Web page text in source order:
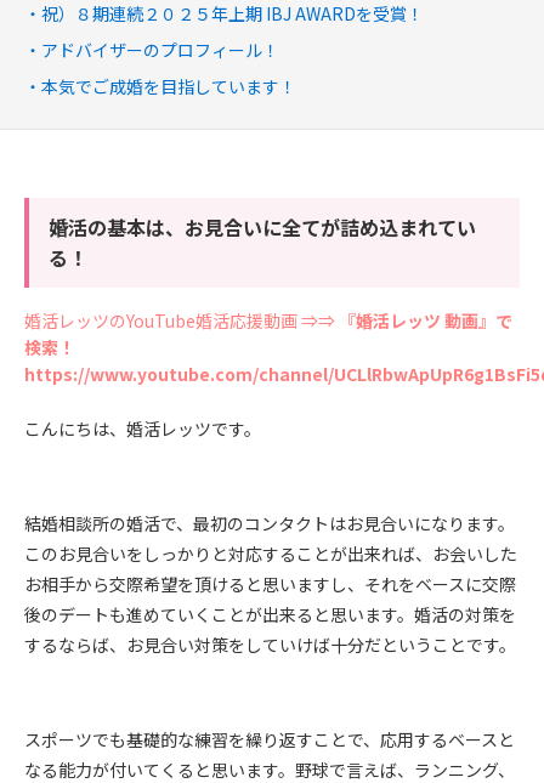
祝）８期連続２０２５年上期 IBJ AWARDを受賞！
アドバイザーのプロフィール！
本気でご成婚を目指しています！
婚活の基本は、お見合いに全てが詰め込まれてい
る！
婚活レッツのYouTube婚活応援動画 ⇒⇒ 『婚活レッツ 動画』で
検索！
https://www.youtube.com/channel/
こんにちは、婚活レッツです。
結婚相談所の婚活で、最初のコンタクトはお見合いになります。
このお見合いをしっかりと対応することが出来れば、お会いした
お相手から交際希望を頂けると思いますし、それをベースに交際
後のデートも進めていくことが出来ると思います。婚活の対策を
するならば、お見合い対策をしていけば十分だということです。
スポーツでも基礎的な練習を繰り返すことで、応用するベースと
なる能力が付いてくると思います。野球で言えば、ランニング、